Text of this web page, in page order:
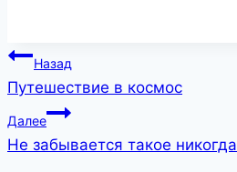
Навигация
по
записям
Назад
Путешествие в космос
Далее
Не забывается такое никогда